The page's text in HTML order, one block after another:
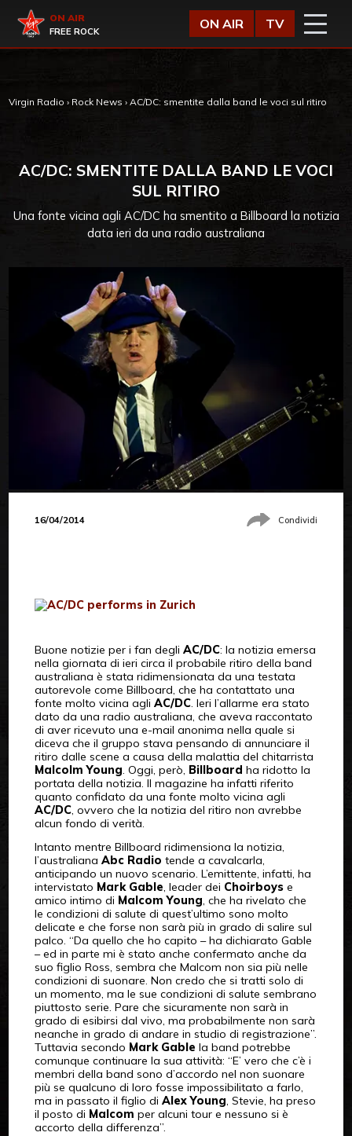
Virgin Radio
ON AIR
FREE ROCK
ON AIR TV
Virgin Radio › Rock News › AC/DC: smentite dalla band le voci sul ritiro
AC/DC: SMENTITE DALLA BAND LE VOCI
SUL RITIRO
Una fonte vicina agli AC/DC ha smentito a Billboard la notizia
data ieri da una radio australiana
16/04/2014 Condividi
Buone notizie per i fan degli AC/DC: la notizia emersa
nella giornata di ieri circa il probabile ritiro della band
australiana è stata ridimensionata da una testata
autorevole come Billboard, che ha contattato una
fonte molto vicina agli AC/DC. Ieri l’allarme era stato
dato da una radio australiana, che aveva raccontato
di aver ricevuto una e-mail anonima nella quale si
diceva che il gruppo stava pensando di annunciare il
ritiro dalle scene a causa della malattia del chitarrista
Malcolm Young. Oggi, però, Billboard ha ridotto la
portata della notizia. Il magazine ha infatti riferito
quanto confidato da una fonte molto vicina agli
AC/DC, ovvero che la notizia del ritiro non avrebbe
alcun fondo di verità.
Intanto mentre Billboard ridimensiona la notizia,
l’australiana Abc Radio tende a cavalcarla,
anticipando un nuovo scenario. L’emittente, infatti, ha
intervistato Mark Gable, leader dei Choirboyse
amico intimo di Malcom Young, che ha rivelato che
le condizioni di salute di quest’ultimo sono molto
delicate e che forse non sarà più in grado di salire sul
palco. “Da quello che ho capito – ha dichiarato Gable
– ed in parte mi è stato anche confermato anche da
suo figlio Ross, sembra che Malcom non sia più nelle
condizioni di suonare. Non credo che si tratti solo di
un momento, ma le sue condizioni di salute sembrano
piuttosto serie. Pare che sicuramente non sarà in
grado di esibirsi dal vivo, ma probabilmente non sarà
neanche in grado di andare in studio di registrazione”.
Tuttavia secondo Mark Gable la band potrebbe
comunque continuare la sua attività: “E’ vero che c’è i
membri della band sono d’accordo nel non suonare
più se qualcuno di loro fosse impossibilitato a farlo,
ma in passato il figlio di Alex Young, Stevie, ha preso
il posto di Malcom per alcuni tour e nessuno si è
accorto della differenza”.